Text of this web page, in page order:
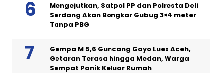
Mengejutkan, Satpol PP dan Polresta Deli
Serdang Akan Bongkar Gubug 3×4 meter
Tanpa PBG
Gempa M 5,6 Guncang Gayo Lues Aceh,
Getaran Terasa hingga Medan, Warga
Sempat Panik Keluar Rumah